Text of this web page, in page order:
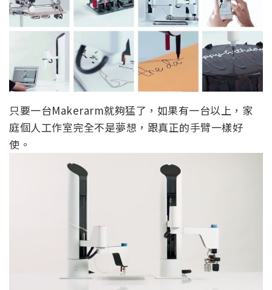
只要一台Makerarm就夠猛了，如果有一台以上，家
庭個人工作室完全不是夢想，跟真正的手臂一樣好
使。